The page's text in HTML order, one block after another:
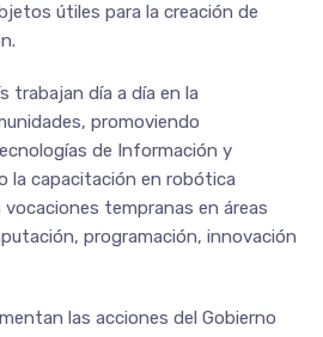
útiles para la creación de
trabajan día a día en la
promoviendo
de Información y
la capacitación en robótica
tempranas en áreas
programación, innovación
las acciones del Gobierno